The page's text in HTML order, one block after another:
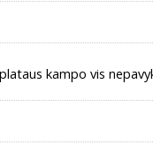
kampo vis